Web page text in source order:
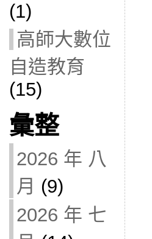
(1)
高師大數位
自造教育
(15)
彙整
2026 年 八
月 (9)
2026 年 七